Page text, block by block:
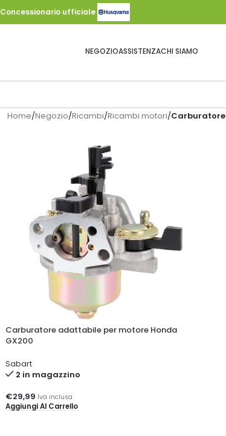
Concessionario ufficiale
NEGOZIOASSISTENZACHI SIAMO
Home/Negozio/Ricambi/Ricambi motori/Carburatore
Carburatore adattabile per motore Honda
GX200
Sabart
2 in magazzino
€29,99 Iva inclusa
Aggiungi Al Carrello